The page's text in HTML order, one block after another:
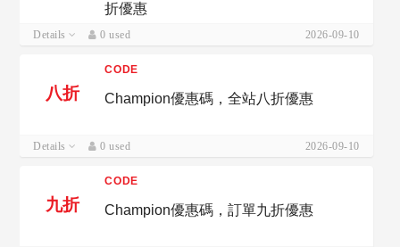
折優惠
Details 0 used 2026-09-10
八折
CODE
Champion優惠碼，全站八折優惠
Details 0 used 2026-09-10
九折
CODE
Champion優惠碼，訂單九折優惠